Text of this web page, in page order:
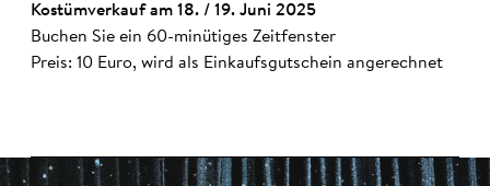
Kostümverkauf am 18. / 19. Juni 2025
Buchen Sie ein 60-minütiges Zeitfenster
Preis: 10 Euro, wird als Einkaufsgutschein angerechnet